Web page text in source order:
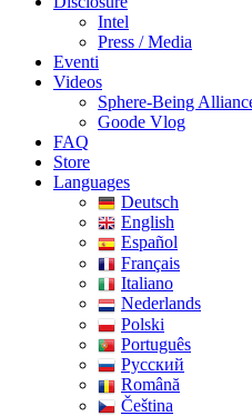
Intel
Press / Media
Eventi
Videos
Sphere-Being
Goode Vlog
FAQ
Store
Languages
Deutsch
English
Español
Français
Italiano
Nederlands
Polski
Português
Pусский
Română
Čeština